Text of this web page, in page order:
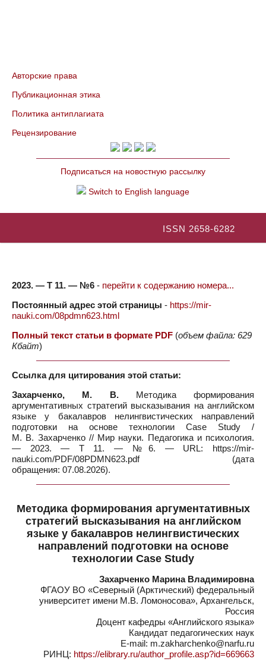
Авторские права
Публикационная этика
Политика антиплагиата
Рецензирование
Подписаться на новостную рассылку
Switch to English language
ISSN 2658-6282
2023. — Т 11. — №6 - перейти к содержанию номера...
Постоянный адрес этой страницы - https://mir-
nauki.com/08pdmn623.html
Полный текст статьи в формате PDF (объем файла: 629
Кбайт)
Ссылка для цитирования этой статьи:
Захарченко, М. В.Методика формирования
аргументативных стратегий высказывания на английском
языке у бакалавров нелингвистических направлений
подготовки на основе технологии Case Study /
М. В. Захарченко // Мир науки. Педагогика и психология.
— 2023. — Т 11. — №6. — URL: https://mir-
nauki.com/PDF/08PDMN623.pdf (дата
обращения: 07.08.2026).
Методика формирования аргументативных
стратегий высказывания на английском
языке у бакалавров нелингвистических
направлений подготовки на основе
технологии Case Study
Захарченко Марина Владимировна
ФГАОУ ВО «Северный (Арктический) федеральный
университет имени М.В. Ломоносова», Архангельск,
Россия
Доцент кафедры «Английского языка»
Кандидат педагогических наук
E-mail: m.zakharchenko@narfu.ru
РИНЦ: https://elibrary.ru/author_profile.asp?id=669663